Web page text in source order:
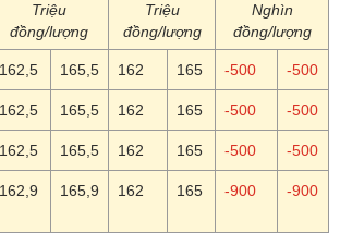
Triệu
đồng/lượng
Triệu
đồng/lượng
Nghìn
đồng/lượng
162,5 165,5 162 165 -500 -500
162,5 165,5 162 165 -500 -500
162,5 165,5 162 165 -500 -500
162,9 165,9 162 165 -900 -900